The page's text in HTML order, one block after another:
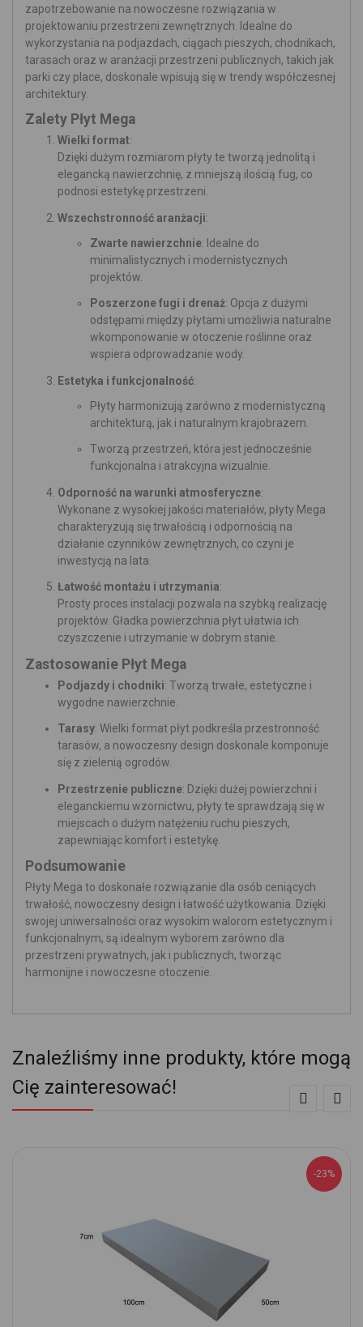
zapotrzebowanie na nowoczesne rozwiązania w
projektowaniu przestrzeni zewnętrznych. Idealne do
wykorzystania na podjazdach, ciągach pieszych, chodnikach,
tarasach oraz w aranżacji przestrzeni publicznych, takich jak
parki czy place, doskonale wpisują się w trendy współczesnej
architektury.
Zalety Płyt Mega
Wielki format:
Dzięki dużym rozmiarom płyty te tworzą jednolitą i
elegancką nawierzchnię, z mniejszą ilością fug, co
podnosi estetykę przestrzeni.
Wszechstronność aranżacji:
Zwarte nawierzchnie: Idealne do
minimalistycznych i modernistycznych
projektów.
Poszerzone fugi i drenaż: Opcja z dużymi
odstępami między płytami umożliwia naturalne
wkomponowanie w otoczenie roślinne oraz
wspiera odprowadzanie wody.
Estetyka i funkcjonalność:
Płyty harmonizują zarówno z modernistyczną
architekturą, jak i naturalnym krajobrazem.
Tworzą przestrzeń, która jest jednocześnie
funkcjonalna i atrakcyjna wizualnie.
Odporność na warunki atmosferyczne:
Wykonane z wysokiej jakości materiałów, płyty Mega
charakteryzują się trwałością i odpornością na
działanie czynników zewnętrznych, co czyni je
inwestycją na lata.
Łatwość montażu i utrzymania:
Prosty proces instalacji pozwala na szybką realizację
projektów. Gładka powierzchnia płyt ułatwia ich
czyszczenie i utrzymanie w dobrym stanie.
Zastosowanie Płyt Mega
Podjazdy i chodniki: Tworzą trwałe, estetyczne i
wygodne nawierzchnie.
Tarasy: Wielki format płyt podkreśla przestronność
tarasów, a nowoczesny design doskonale komponuje
się z zielenią ogrodów.
Przestrzenie publiczne: Dzięki dużej powierzchni i
eleganckiemu wzornictwu, płyty te sprawdzają się w
miejscach o dużym natężeniu ruchu pieszych,
zapewniając komfort i estetykę.
Podsumowanie
Płyty Mega to doskonałe rozwiązanie dla osób ceniących
trwałość, nowoczesny design i łatwość użytkowania. Dzięki
swojej uniwersalności oraz wysokim walorom estetycznym i
funkcjonalnym, są idealnym wyborem zarówno dla
przestrzeni prywatnych, jak i publicznych, tworząc
harmonijne i nowoczesne otoczenie.
Znaleźliśmy inne produkty, które mogą
Cię zainteresować!
-23%